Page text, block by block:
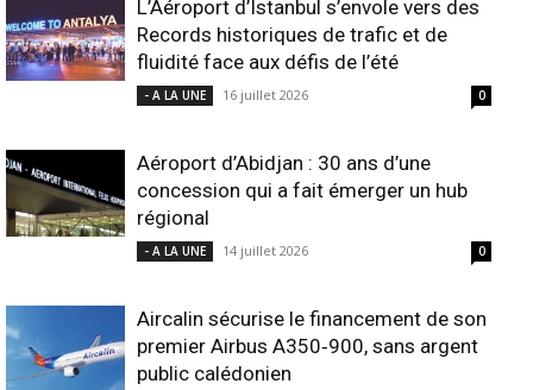
L’Aéroport d’Istanbul s’envole vers des
Records historiques de trafic et de
fluidité face aux défis de l’été
- A LA UNE 16 juillet 2026 0
Aéroport d’Abidjan : 30 ans d’une
concession qui a fait émerger un hub
régional
- A LA UNE 14 juillet 2026 0
Aircalin sécurise le financement de son
premier Airbus A350‑900, sans argent
public calédonien